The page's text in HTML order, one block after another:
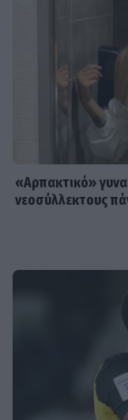
«Αρπακτικό»
νεοσύλλεκτους